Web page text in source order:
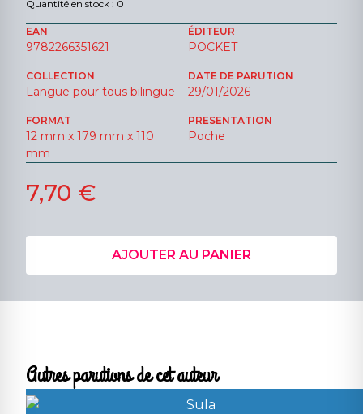
Quantité en stock : 0
EAN
9782266351621
ÉDITEUR
POCKET
COLLECTION
Langue pour tous bilingue
DATE DE PARUTION
29/01/2026
FORMAT
12 mm x 179 mm x 110
mm
PRESENTATION
Poche
7,70 €
AJOUTER AU PANIER
Autres parutions de cet auteur